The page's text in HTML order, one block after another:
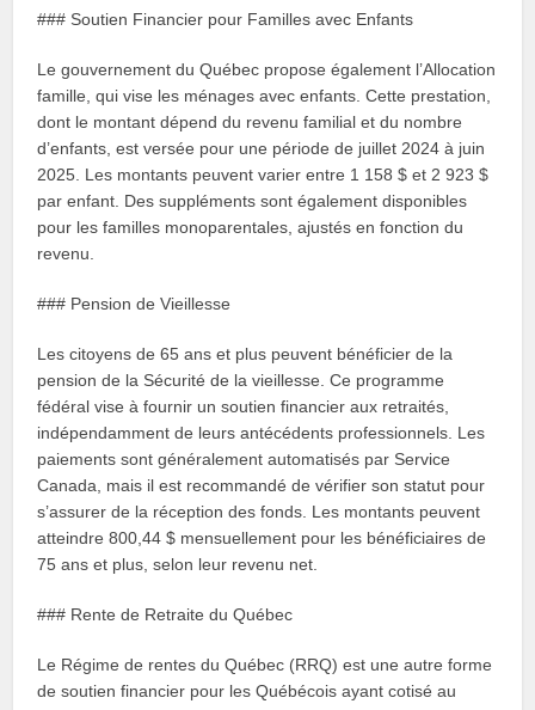
### Soutien Financier pour Familles avec Enfants
Le gouvernement du Québec propose également l’Allocation
famille, qui vise les ménages avec enfants. Cette prestation,
dont le montant dépend du revenu familial et du nombre
d’enfants, est versée pour une période de juillet 2024 à juin
2025. Les montants peuvent varier entre 1 158 $ et 2 923 $
par enfant. Des suppléments sont également disponibles
pour les familles monoparentales, ajustés en fonction du
revenu.
### Pension de Vieillesse
Les citoyens de 65 ans et plus peuvent bénéficier de la
pension de la Sécurité de la vieillesse. Ce programme
fédéral vise à fournir un soutien financier aux retraités,
indépendamment de leurs antécédents professionnels. Les
paiements sont généralement automatisés par Service
Canada, mais il est recommandé de vérifier son statut pour
s’assurer de la réception des fonds. Les montants peuvent
atteindre 800,44 $ mensuellement pour les bénéficiaires de
75 ans et plus, selon leur revenu net.
### Rente de Retraite du Québec
Le Régime de rentes du Québec (RRQ) est une autre forme
de soutien financier pour les Québécois ayant cotisé au